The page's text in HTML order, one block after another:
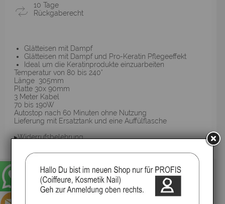
10 Tage
Rückgaberecht
Glätteisen mit Dampf
Glätteisen mit Dampf und Pro-Keratin Pflegeeffekt
Ideal um die Keratinprodukte einzuarbeiten
Temperatur von 80 bis 240°
Länge 305mm
Platte 30x 90mm
3 Meter Kabel
70 bis 190W
Autostop nach 60 Minuten ohne Nutzung
Lieferung mit Ersatztank und eine Auffülflasche
▸Widerrufsbelehrung